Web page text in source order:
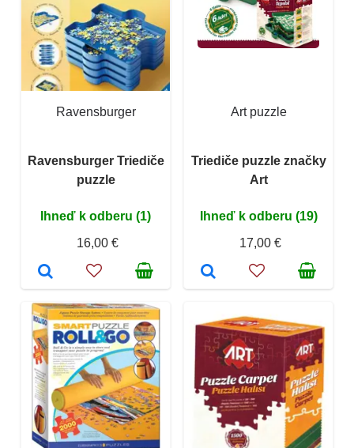
Ravensburger
Ravensburger Triediče
puzzle
Ihneď k odberu (1)
16,00 €
Art puzzle
Triediče puzzle značky
Art
Ihneď k odberu (19)
17,00 €